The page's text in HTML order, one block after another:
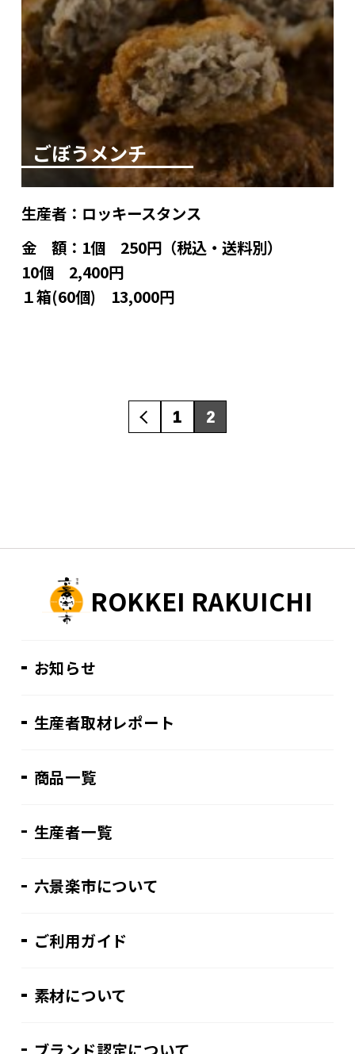
ごぼうメンチ
生産者： ロッキースタンス
金 額： 1個 250円（税込・送料別）
10個 2,400円
１箱(60個) 13,000円
1 2
ROKKEI RAKUICHI
お知らせ
生産者取材レポート
商品一覧
生産者一覧
六景楽市について
ご利用ガイド
素材について